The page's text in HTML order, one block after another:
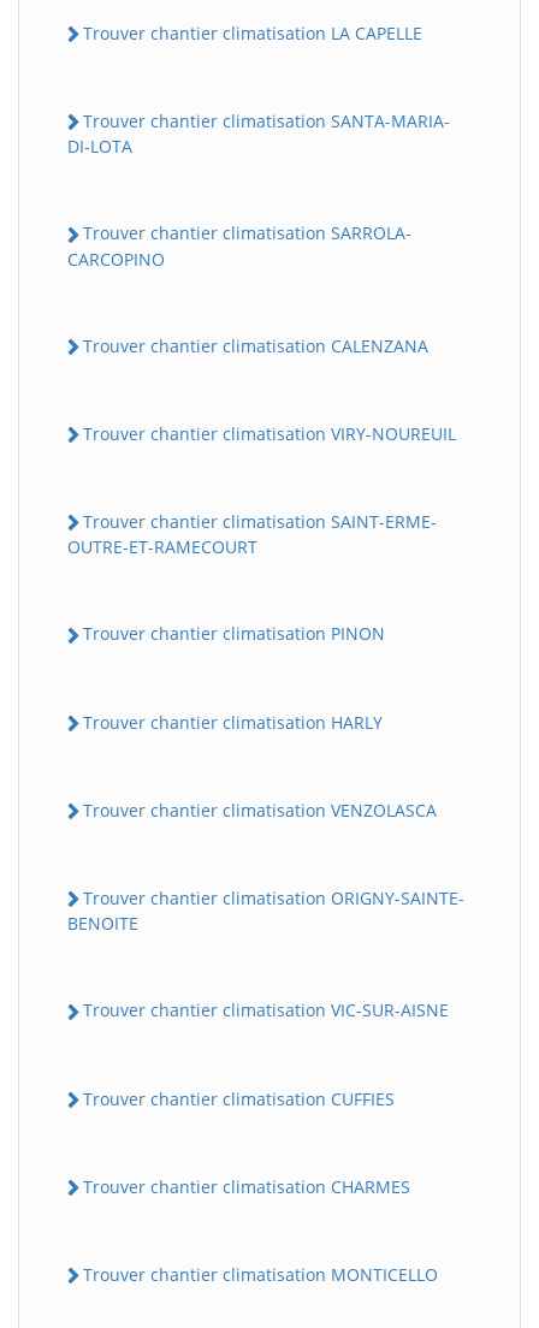
Trouver chantier climatisation LA CAPELLE
Trouver chantier climatisation SANTA-MARIA-
DI-LOTA
Trouver chantier climatisation SARROLA-
CARCOPINO
Trouver chantier climatisation CALENZANA
Trouver chantier climatisation VIRY-NOUREUIL
Trouver chantier climatisation SAINT-ERME-
OUTRE-ET-RAMECOURT
Trouver chantier climatisation PINON
Trouver chantier climatisation HARLY
Trouver chantier climatisation VENZOLASCA
Trouver chantier climatisation ORIGNY-SAINTE-
BENOITE
Trouver chantier climatisation VIC-SUR-AISNE
Trouver chantier climatisation CUFFIES
Trouver chantier climatisation CHARMES
Trouver chantier climatisation MONTICELLO